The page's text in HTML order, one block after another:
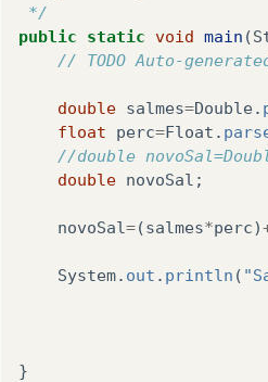
*/
public
static void main (
// TODO Auto-
double salmes=Double.
float
perc=Float .
//double
double novoSal ;
novoSal=(salmes*perc)
System. out . println (
}